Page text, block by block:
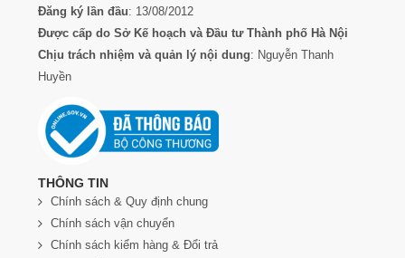
Đăng ký lần đầu: 13/08/2012
Được cấp do Sở Kế hoạch và Đầu tư Thành phố Hà Nội
Chịu trách nhiệm và quản lý nội dung: Nguyễn Thanh
Huyền
THÔNG TIN
Chính sách & Quy định chung
Chính sách vận chuyển
Chính sách kiểm hàng & Đổi trả